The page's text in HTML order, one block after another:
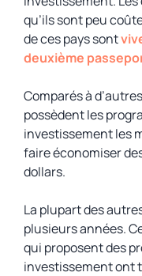
qu’ils sont peu
de ces pays sont
deuxième
Comparés à
possèdent les
investissement les
faire économiser
dollars.
La plupart des
plusieurs années.
qui proposent des
investissement ont